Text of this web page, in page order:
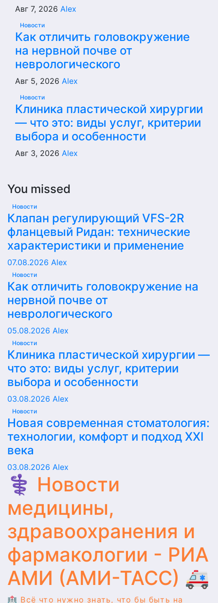
Авг 7, 2026 Alex
Новости
Как отличить головокружение
на нервной почве от
неврологического
Авг 5, 2026 Alex
Новости
Клиника пластической хирургии
— что это: виды услуг, критерии
выбора и особенности
Авг 3, 2026 Alex
You missed
Новости
Клапан регулирующий VFS-2R
фланцевый Ридан: технические
характеристики и применение
07.08.2026 Alex
Новости
Как отличить головокружение на
нервной почве от
неврологического
05.08.2026 Alex
Новости
Клиника пластической хирургии —
что это: виды услуг, критерии
выбора и особенности
03.08.2026 Alex
Новости
Новая современная стоматология:
технологии, комфорт и подход XXI
века
03.08.2026 Alex
⚕️ Новости
медицины,
здравоохранения и
фармакологии - РИА
АМИ (АМИ-ТАСС) 🚑
🏥 Всё что нужно знать, что бы быть на